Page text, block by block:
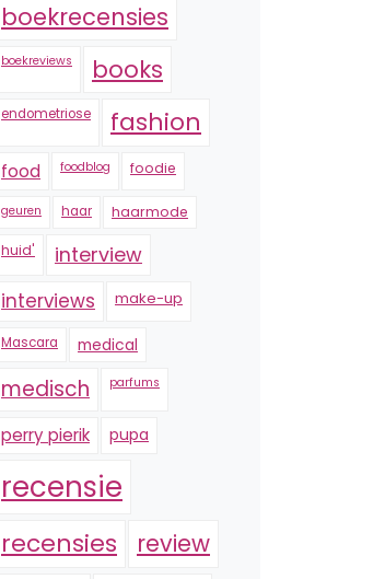
boekrecensies
boekreviews books
endometriose fashion
food foodblog foodie
geuren haar haarmode
huid' interview
interviews make-up
Mascara medical
medisch parfums
perry pierik pupa
recensie
recensies review